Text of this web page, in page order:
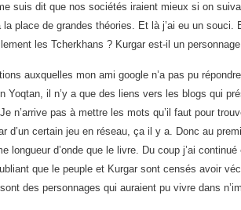
suis dit que nos sociétés iraient mieux si on
place de grandes théories. Et là j’ai eu un souci.
les Tcherkhans ? Kurgar est-il un
auxquelles mon ami google n’a pas pu
Yoqtan, il n’y a que des liens vers les blogs qui
n’arrive pas à mettre les mots qu’il faut pour
d’un certain jeu en réseau, ça il y a. Donc au
longueur d’onde que le livre. Du coup j’ai
que le peuple et Kurgar sont censés avoir
des personnages qui auraient pu vivre dans